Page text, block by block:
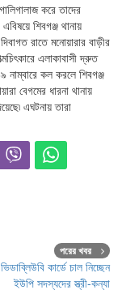
করে তাদের
শিবগঞ্জ থানায়
রাতে মনোয়ারার বাড়ীর
এলাকাবাসী দ্রুত
কল করলে শিবগঞ্জ
বেগমের ধারনা থানায়
এঘটনায় তারা
পরের খবর